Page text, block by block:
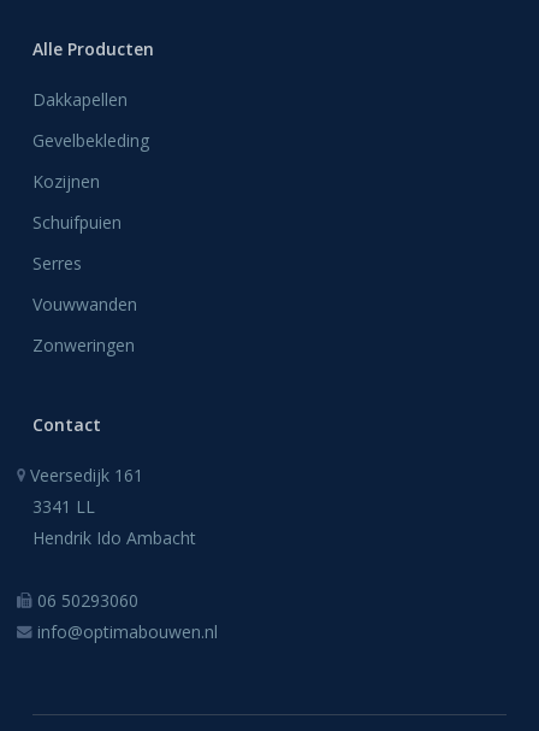
Alle Producten
Dakkapellen
Gevelbekleding
Kozijnen
Schuifpuien
Serres
Vouwwanden
Zonweringen
Contact
Veersedijk 161
3341 LL
Hendrik Ido Ambacht
06 50293060
info@optimabouwen.nl